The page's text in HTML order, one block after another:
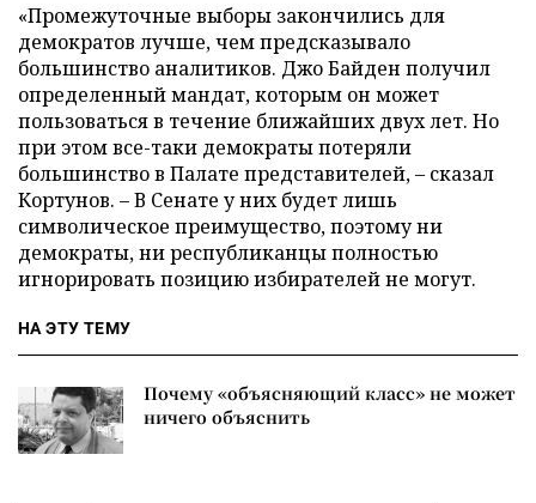
«Промежуточные выборы закончились для
демократов лучше, чем предсказывало
большинство аналитиков. Джо Байден получил
определенный мандат, которым он может
пользоваться в течение ближайших двух лет. Но
при этом все-таки демократы потеряли
большинство в Палате представителей, – сказал
Кортунов. – В Сенате у них будет лишь
символическое преимущество, поэтому ни
демократы, ни республиканцы полностью
игнорировать позицию избирателей не могут.
НА ЭТУ ТЕМУ
Почему «объясняющий класс» не может
ничего объяснить